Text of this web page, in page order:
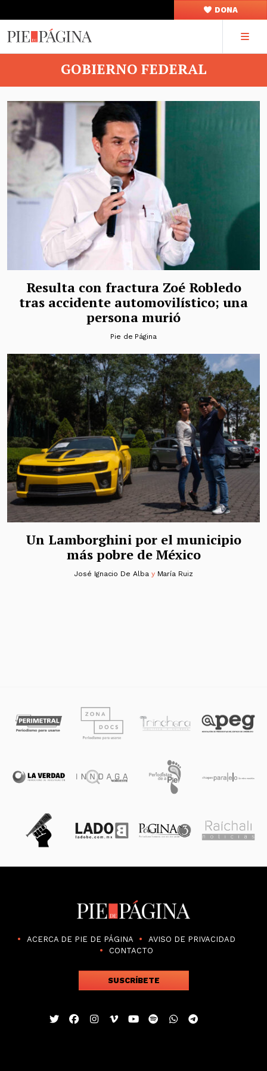
DONA
GOBIERNO FEDERAL
Resulta con fractura Zoé Robledo
tras accidente automovilístico; una
persona murió
Pie de Página
Un Lamborghini por el municipio
más pobre de México
José Ignacio De Albay María Ruiz
ACERCA DE PIE DE PÁGINA
AVISO DE PRIVACIDAD
CONTACTO
SUSCRÍBETE